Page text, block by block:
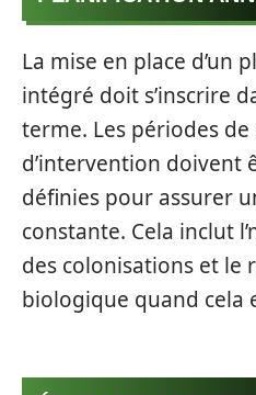
La mise en place d’un
intégré doit s’inscrire
terme. Les périodes de
d’intervention doivent
définies pour assurer
constante. Cela inclut
des colonisations et le
biologique quand cela